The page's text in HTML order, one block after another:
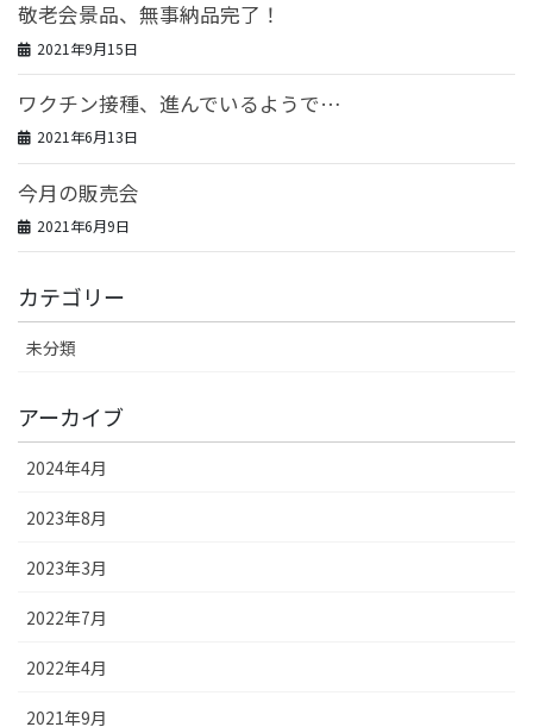
敬老会景品、無事納品完了！
2021年9月15日
ワクチン接種、進んでいるようで…
2021年6月13日
今月の販売会
2021年6月9日
カテゴリー
未分類
アーカイブ
2024年4月
2023年8月
2023年3月
2022年7月
2022年4月
2021年9月